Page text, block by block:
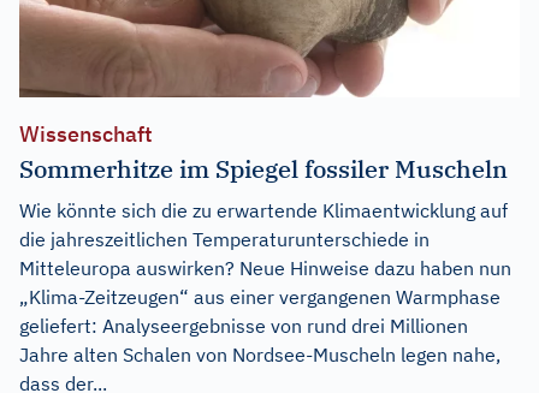
Wissenschaft
Sommerhitze im Spiegel fossiler Muscheln
Wie könnte sich die zu erwartende Klimaentwicklung auf
die jahreszeitlichen Temperaturunterschiede in
Mitteleuropa auswirken? Neue Hinweise dazu haben nun
„Klima-Zeitzeugen“ aus einer vergangenen Warmphase
geliefert: Analyseergebnisse von rund drei Millionen
Jahre alten Schalen von Nordsee-Muscheln legen nahe,
dass der...